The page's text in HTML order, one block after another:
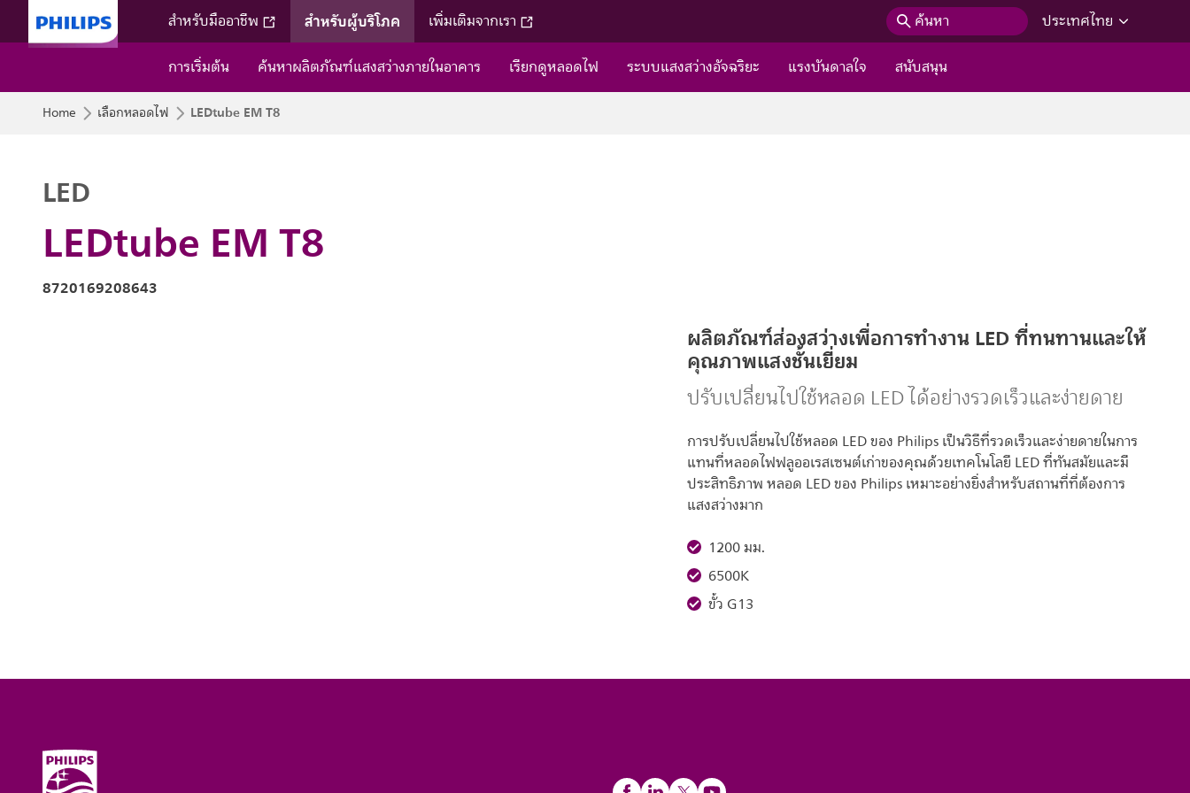
สำหรับมืออาชีพ สำหรับผู้บริโภค เพิ่มเติมจากเรา ค้นหา
ประเทศไทย
การเริ่มต้น
ค้นหาผลิตภัณฑ์แสงสว่างภายในอาคาร เรียกดูหลอดไฟ ระบบแสงสว่างอัจฉริยะ แรงบันดาลใจ สนับสนุน
Home เลือกหลอดไฟ LEDtube EM T8
LEDtube EM T8
LED
8720169208643
ผลิตภัณฑ์ส่องสว่างเพื่อการทำงาน LED ที่ทนทานและให้
คุณภาพแสงชั้นเยี่ยม
ปรับเปลี่ยนไปใช้หลอด LED ได้อย่างรวดเร็วและง่ายดาย
การปรับเปลี่ยนไปใช้หลอด LED ของ Philips เป็นวิธีที่รวดเร็วและง่ายดายในการ
แทนที่หลอดไฟฟลูออเรสเซนต์เก่าของคุณด้วยเทคโนโลยี LED ที่ทันสมัยและมี
ประสิทธิภาพ หลอด LED ของ Philips เหมาะอย่างยิ่งสำหรับสถานที่ที่ต้องการ
แสงสว่างมาก
1200 มม.
6500K
ขั้ว G13